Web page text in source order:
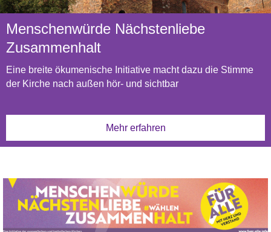
Menschenwürde Nächstenliebe
Zusammenhalt
Eine breite ökumenische Initiative macht dazu die Stimme
der Kirche nach außen hör- und sichtbar
Mehr erfahren